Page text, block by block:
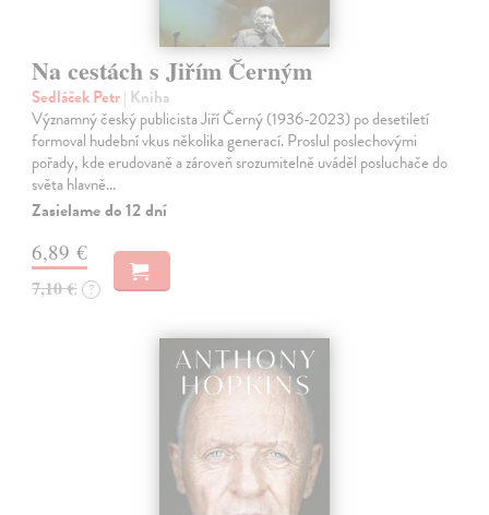
Na cestách s Jiřím Černým
Sedláček Petr| Kniha
Významný český publicista Jiří Černý (1936-2023) po desetiletí
formoval hudební vkus několika generací. Proslul poslechovými
pořady, kde erudovaně a zároveň srozumitelně uváděl posluchače do
světa hlavně…
Zasielame do 12 dní
6,89 €
7,10 € ?